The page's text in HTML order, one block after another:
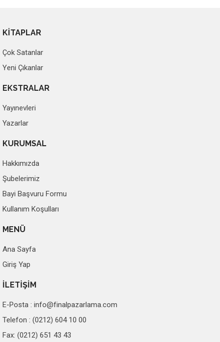
KİTAPLAR
Çok Satanlar
Yeni Çıkanlar
EKSTRALAR
Yayınevleri
Yazarlar
KURUMSAL
Hakkımızda
Şubelerimiz
Bayi Başvuru Formu
Kullanım Koşulları
MENÜ
Ana Sayfa
Giriş Yap
İLETİŞİM
E-Posta : info@finalpazarlama.com
Telefon : (0212) 604 10 00
Fax: (0212) 651 43 43